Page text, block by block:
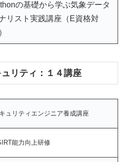
の基礎から学ぶ気象データ
リスト実践講座（E資格対
リティ：１４講座
ュリティエンジニア養成講座
能力向上研修